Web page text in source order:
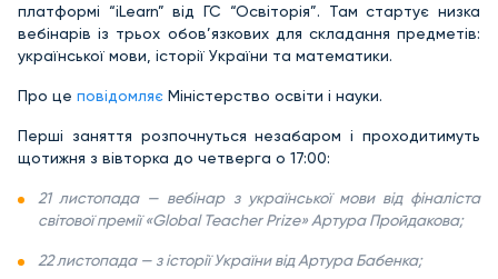
платформі “iLearn” від ГС “Освіторія”. Там стартує низка
вебінарів із трьох обов’язкових для складання предметів:
української мови, історії України та математики.
Про це повідомляє Міністерство освіти і науки.
Перші заняття розпочнуться незабаром і проходитимуть
щотижня з вівторка до четверга о 17:00:
21 листопада — вебінар з української мови від фіналіста
світової премії «Global Teacher Prize» Артура Пройдакова;
22 листопада — з історії України від Артура Бабенка;